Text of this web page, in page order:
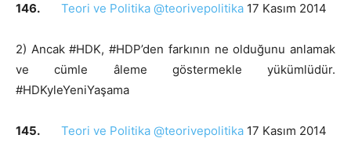
146. Teori ve Politika @teorivepolitika 17 Kasım 2014
2) Ancak #HDK, #HDP’den farkının ne olduğunu anlamak
ve cümle âleme göstermekle yükümlüdür.
#HDKyleYeniYaşama
145. Teori ve Politika @teorivepolitika 17 Kasım 2014